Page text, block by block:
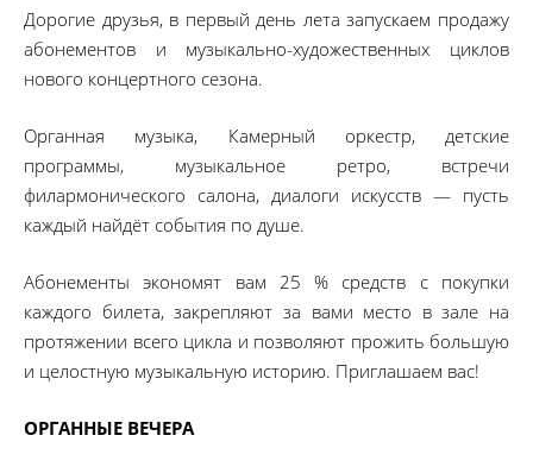
Дорогие друзья, в первый день лета запускаем продажу
абонементов и музыкально-художественных циклов
нового концертного сезона.
Органная музыка, Камерный оркестр, детские
программы, музыкальное ретро, встречи
филармонического салона, диалоги искусств — пусть
каждый найдёт события по душе.
Абонементы экономят вам 25 % средств с покупки
каждого билета, закрепляют за вами место в зале на
протяжении всего цикла и позволяют прожить большую
и целостную музыкальную историю. Приглашаем вас!
ОРГАННЫЕ ВЕЧЕРА